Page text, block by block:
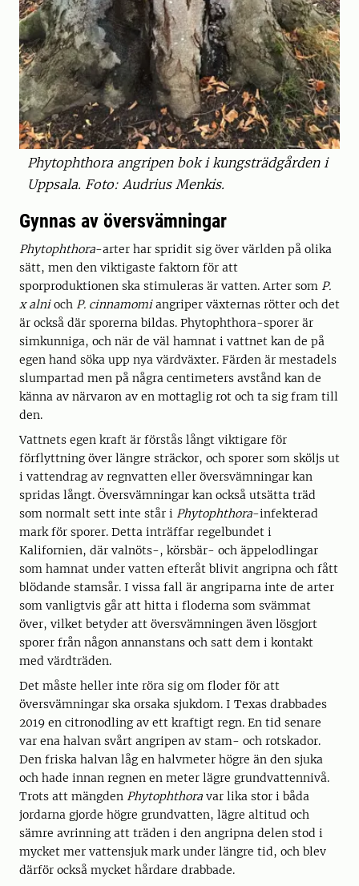
Phytophthora angripen bok i kungsträdgården i
Uppsala. Foto: Audrius Menkis.
Gynnas av översvämningar
Phytophthora-arter har spridit sig över världen på olika
sätt, men den viktigaste faktorn för att
sporproduktionen ska stimuleras är vatten. Arter som P.
x alnioch P. cinnamomiangriper växternas rötter och det
är också där sporerna bildas. Phytophthora-sporer är
simkunniga, och när de väl hamnat i vattnet kan de på
egen hand söka upp nya värdväxter. Färden är mestadels
slumpartad men på några centimeters avstånd kan de
känna av närvaron av en mottaglig rot och ta sig fram till
den.
Vattnets egen kraft är förstås långt viktigare för
förflyttning över längre sträckor, och sporer som sköljs ut
i vattendrag av regnvatten eller översvämningar kan
spridas långt. Översvämningar kan också utsätta träd
som normalt sett inte står i Phytophthora-infekterad
mark för sporer. Detta inträffar regelbundet i
Kalifornien, där valnöts-, körsbär- och äppelodlingar
som hamnat under vatten efteråt blivit angripna och fått
blödande stamsår. I vissa fall är angriparna inte de arter
som vanligtvis går att hitta i floderna som svämmat
över, vilket betyder att översvämningen även lösgjort
sporer från någon annanstans och satt dem i kontakt
med värdträden.
Det måste heller inte röra sig om floder för att
översvämningar ska orsaka sjukdom. I Texas drabbades
2019 en citronodling av ett kraftigt regn. En tid senare
var ena halvan svårt angripen av stam- och rotskador.
Den friska halvan låg en halvmeter högre än den sjuka
och hade innan regnen en meter lägre grundvattennivå.
Trots att mängden Phytophthora var lika stor i båda
jordarna gjorde högre grundvatten, lägre altitud och
sämre avrinning att träden i den angripna delen stod i
mycket mer vattensjuk mark under längre tid, och blev
därför också mycket hårdare drabbade.